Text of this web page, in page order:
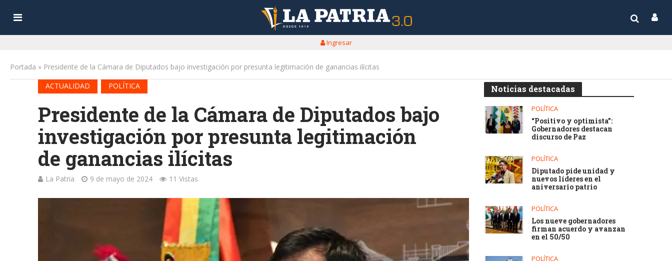
Ingresar
Portada » Presidente de la Cámara de Diputados bajo investigación por presunta legitimación de ganancias ilícitas
ACTUALIDAD
POLÍTICA
Presidente de la Cámara de Diputados bajo
investigación por presunta legitimación
de ganancias ilícitas
La Patria 9 de mayo de 2024 11 Vistas
Noticias destacadas
POLÍTICA
“Positivo y optimista”:
Gobernadores destacan
discurso de Paz
POLÍTICA
Diputado pide unidad y
nuevos líderes en el
aniversario patrio
POLÍTICA
Los nueve gobernadores
firman acuerdo y avanzan
en el 50/50
POLÍTICA